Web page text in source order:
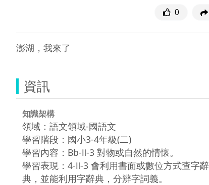
0
澎湖，我來了
資訊
知識架構
領域：語文領域-國語文
學習階段：國小3-4年級(二)
學習內容：Bb-Ⅱ-3 對物或自然的情懷。
學習表現：4-Ⅱ-3 會利用書面或數位方式查字辭
典，並能利用字辭典，分辨字詞義。